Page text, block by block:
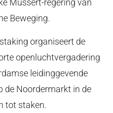
Mussert-regering van
Beweging.
organiseert de
openluchtvergadering
leidinggevende
de Noordermarkt in de
tot staken.